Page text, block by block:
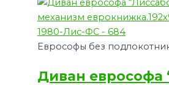
Еврософы без
Диван еврософа